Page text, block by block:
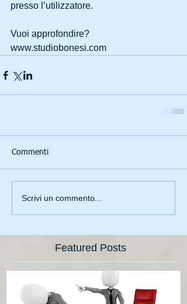
presso l’utilizzatore.
Vuoi approfondire?
www.studiobonesi.com
Commenti
Scrivi un commento...
Featured Posts